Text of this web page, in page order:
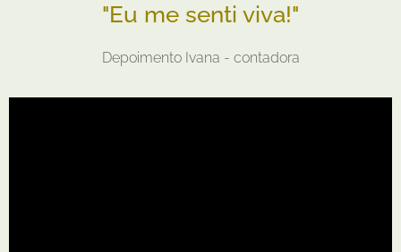
"Eu me senti viva!"
Depoimento Ivana - contadora